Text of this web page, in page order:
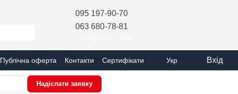
095 197-90-70
063 680-78-81
Публічна оферта Контакти
Сертифікати
Укр Вхід
Надіслати заявку